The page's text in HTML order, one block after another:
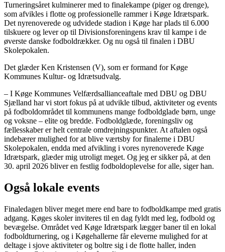
Turneringsåret kulminerer med to finalekampe (piger og drenge),
som afvikles i flotte og professionelle rammer i Køge Idrætspark.
Det nyrenoverede og udvidede stadion i Køge har plads til 6.000
tilskuere og lever op til Divisionsforeningens krav til kampe i de
øverste danske fodboldrækker. Og nu også til finalen i DBU
Skolepokalen.
Det glæder Ken Kristensen (V), som er formand for Køge
Kommunes Kultur- og Idrætsudvalg.
– I Køge Kommunes Velfærdsallianceaftale med DBU og DBU
Sjælland har vi stort fokus på at udvikle tilbud, aktiviteter og events
på fodboldområdet til kommunens mange fodboldglade børn, unge
og voksne – elite og bredde. Fodboldglæde, foreningsliv og
fællesskaber er helt centrale omdrejningspunkter. At aftalen også
indebærer mulighed for at blive værtsby for finalerne i DBU
Skolepokalen, endda med afvikling i vores nyrenoverede Køge
Idrætspark, glæder mig utroligt meget. Og jeg er sikker på, at den
30. april 2026 bliver en festlig fodboldoplevelse for alle, siger han.
Også lokale events
Finaledagen bliver meget mere end bare to fodboldkampe med gratis
adgang. Køges skoler inviteres til en dag fyldt med leg, fodbold og
bevægelse. Området ved Køge Idrætspark lægger baner til en lokal
fodboldturnering, og i Køgehallerne får eleverne mulighed for at
deltage i sjove aktiviteter og boltre sig i de flotte haller, inden